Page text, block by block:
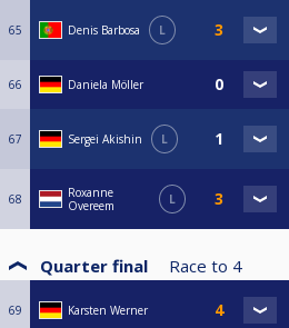
65 Denis Barbosa L
66 Daniela Möller
67 Sergei Akishin L
68
Roxanne
Overeem
L
Quarter final Race to 4
69 Karsten Werner